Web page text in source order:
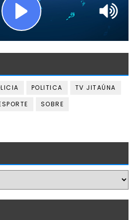
POLITICA
TV JITAÚNA
SOBRE